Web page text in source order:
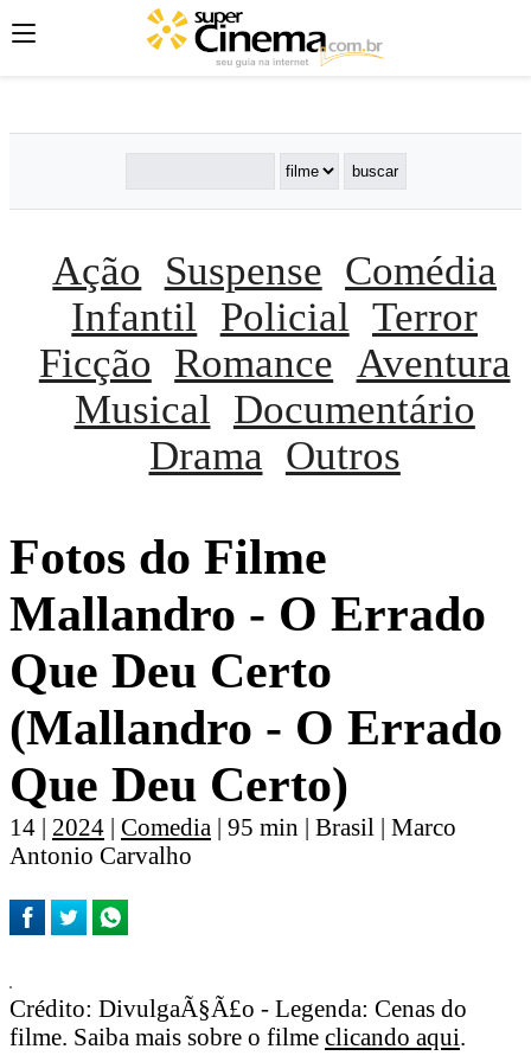
';';
Ação Suspense Comédia
Infantil
Policial Terror
Ficção Romance Aventura
Musical
Documentário
Drama Outros
Fotos do Filme
Mallandro - O Errado
Que Deu Certo
(Mallandro - O Errado
Que Deu Certo)
14 | 2024 | Comedia | 95 min | Brasil | Marco
Antonio Carvalho
Crédito: DivulgaÃ§Ã£o - Legenda: Cenas do
filme. Saiba mais sobre o filme clicando aqui.